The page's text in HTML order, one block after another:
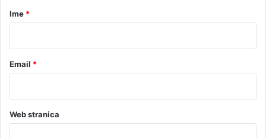
rIme *
Email *
Web stranica